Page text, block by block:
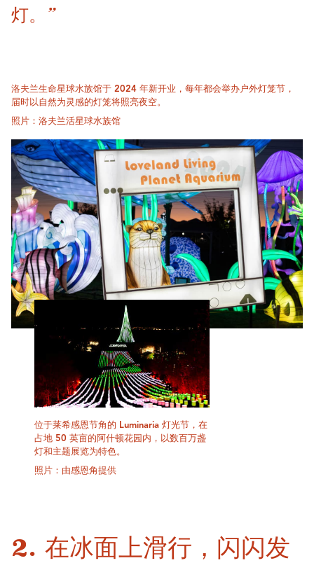
灯。”
位于莱希感恩节角的 Luminaria 灯光节，在
占地 50 英亩的阿什顿花园内，以数百万盏
灯和主题展览为特色。
照片：由感恩角提供
洛夫兰生命星球水族馆于 2024 年新开业，每年都会举办户外灯笼节，
届时以自然为灵感的灯笼将照亮夜空。
照片：洛夫兰活星球水族馆
2. 在冰面上滑行，闪闪发